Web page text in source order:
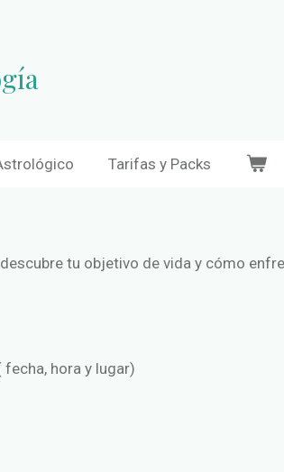
Tarifas y Packs
tu objetivo de vida y cómo
hora y lugar)